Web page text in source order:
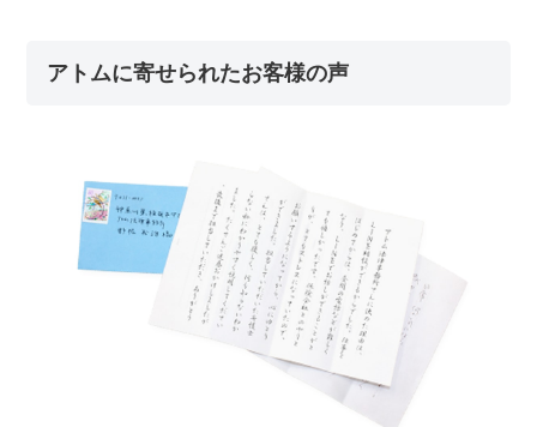
アトムに寄せられたお客様の声